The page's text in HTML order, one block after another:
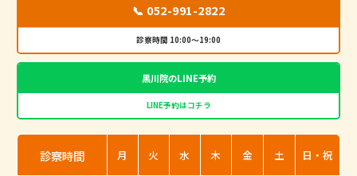
📞 052-991-2822
診察時間 10:00～19:00
黒川院のLINE予約
LINE予約はコチラ
診察時間 月 火 水 木 金 土 日・祝